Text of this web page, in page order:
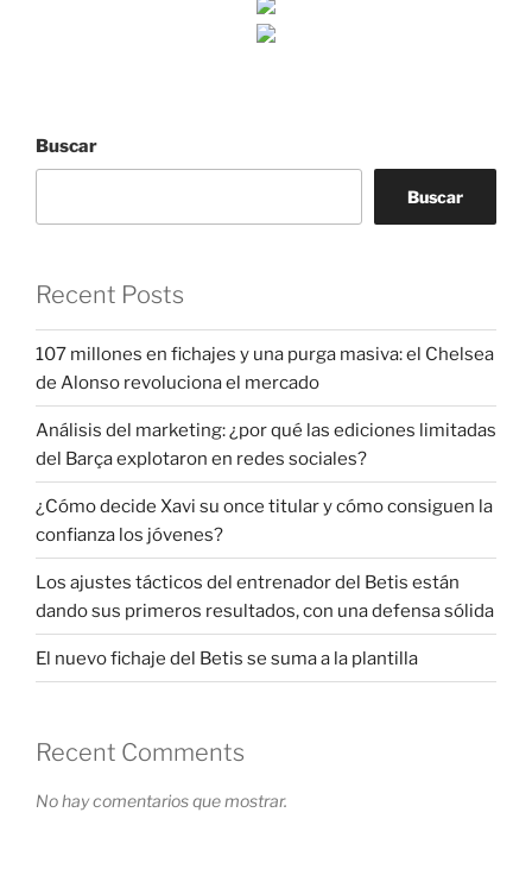
Buscar
Buscar
Recent Posts
107 millones en fichajes y una purga masiva: el Chelsea
de Alonso revoluciona el mercado
Análisis del marketing: ¿por qué las ediciones limitadas
del Barça explotaron en redes sociales?
¿Cómo decide Xavi su once titular y cómo consiguen la
confianza los jóvenes?
Los ajustes tácticos del entrenador del Betis están
dando sus primeros resultados, con una defensa sólida
El nuevo fichaje del Betis se suma a la plantilla
Recent Comments
No hay comentarios que mostrar.